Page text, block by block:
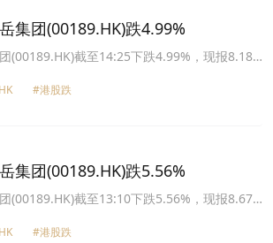
集团(00189.HK)跌4.99%
(00189.HK)截至14:25下跌4.99%，现报8.18
#港股跌
集团(00189.HK)跌5.56%
(00189.HK)截至13:10下跌5.56%，现报8.67
#港股跌